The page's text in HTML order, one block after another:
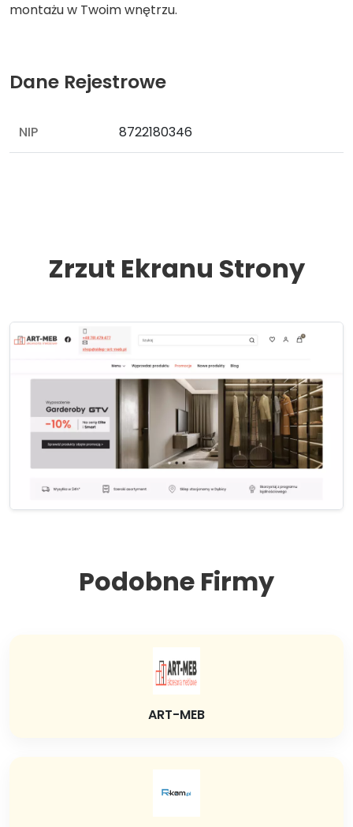
montażu w Twoim wnętrzu.
Dane Rejestrowe
NIP 8722180346
Zrzut Ekranu Strony
Podobne Firmy
ART-MEB